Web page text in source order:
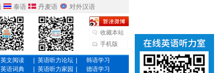
泰语 丹麦语 对外汉语
收藏本站
手机版
英文阅读 英语听力论坛
韩语学习
英语词典 英语听力家园
德语学习